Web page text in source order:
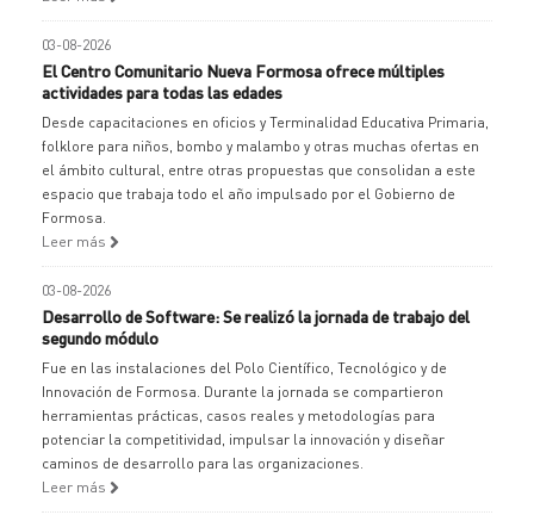
03-08-2026
El Centro Comunitario Nueva Formosa ofrece múltiples
actividades para todas las edades
Desde capacitaciones en oficios y Terminalidad Educativa Primaria,
folklore para niños, bombo y malambo y otras muchas ofertas en
el ámbito cultural, entre otras propuestas que consolidan a este
espacio que trabaja todo el año impulsado por el Gobierno de
Formosa.
Leer más
03-08-2026
Desarrollo de Software: Se realizó la jornada de trabajo del
segundo módulo
Fue en las instalaciones del Polo Científico, Tecnológico y de
Innovación de Formosa. Durante la jornada se compartieron
herramientas prácticas, casos reales y metodologías para
potenciar la competitividad, impulsar la innovación y diseñar
caminos de desarrollo para las organizaciones.
Leer más